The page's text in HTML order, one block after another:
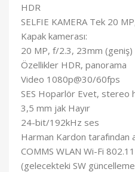
HDR
SELFIE KAMERA Tek 20
Kapak kamerası:
20 MP, f/2.3, 23mm (geniş)
Özellikler HDR, panorama
Video 1080p@30/60fps
SES Hoparlör Evet, stereo
3,5 mm jak Hayır
24-bit/192kHz ses
Harman Kardon tarafından
COMMS WLAN Wi-Fi
(gelecekteki SW